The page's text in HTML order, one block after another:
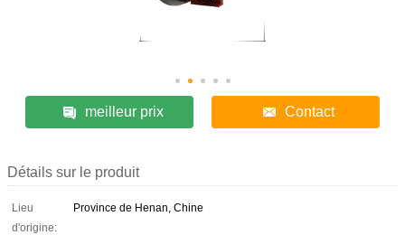
meilleur prix Contact
Détails sur le produit
Lieu
d'origine:
Province de Henan, Chine